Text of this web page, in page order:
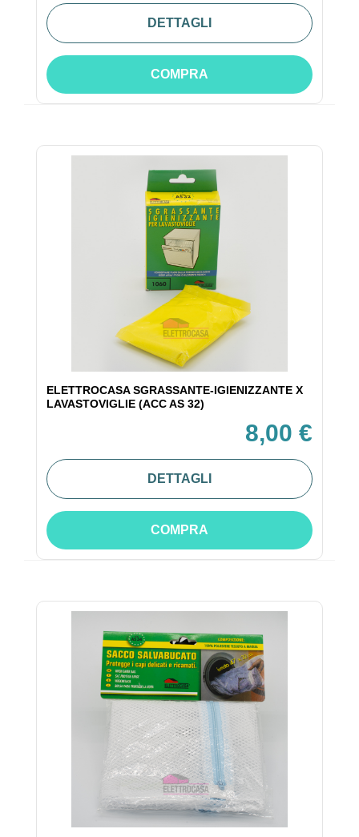
DETTAGLI
COMPRA
ELETTROCASA SGRASSANTE-IGIENIZZANTE X
LAVASTOVIGLIE (ACC AS 32)
8,00 €
DETTAGLI
COMPRA